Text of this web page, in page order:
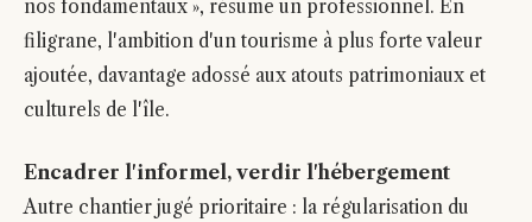
nos fondamentaux », résume un professionnel. En
filigrane, l'ambition d'un tourisme à plus forte valeur
ajoutée, davantage adossé aux atouts patrimoniaux et
culturels de l'île.
Encadrer l'informel, verdir l'hébergement
Autre chantier jugé prioritaire : la régularisation du